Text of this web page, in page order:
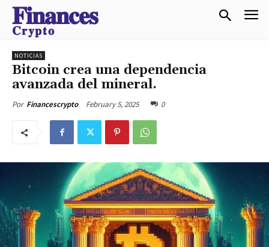
𝐅𝐢𝐧𝐚𝐧𝐜𝐞𝐬
𝐂𝐫𝐲𝐩𝐭𝐨
NOTICIAS
Bitcoin crea una dependencia
avanzada del mineral.
Por Financescrypto February 5, 2025 0